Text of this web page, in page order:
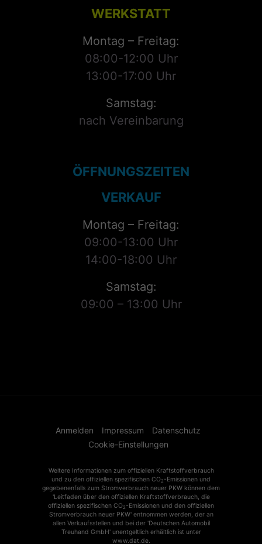
WERKSTATT
Montag – Freitag:
08:00-12:00 Uhr
13:00-17:00 Uhr
Samstag:
nach Vereinbarung
ÖFFNUNGSZEITEN
VERKAUF
Montag – Freitag:
09:00-13:00 Uhr
14:00-18:00 Uhr
Samstag:
09:00 – 13:00 Uhr
Anmelden Impressum
Datenschutz
Cookie-Einstellungen
Weitere Informationen zum offiziellen Kraftstoffverbrauch
und zu den offiziellen spezifischen CO2 -Emissionen und
gegebenenfalls zum Stromverbrauch neuer PKW können dem
'Leitfaden über den offiziellen Kraftstoffverbrauch, die
offiziellen spezifischen CO2 -Emissionen und den offiziellen
Stromverbrauch neuer PKW' entnommen werden, der an
allen Verkaufsstellen und bei der 'Deutschen Automobil
Treuhand GmbH' unentgeltlich erhältlich ist unter
www.dat.de.